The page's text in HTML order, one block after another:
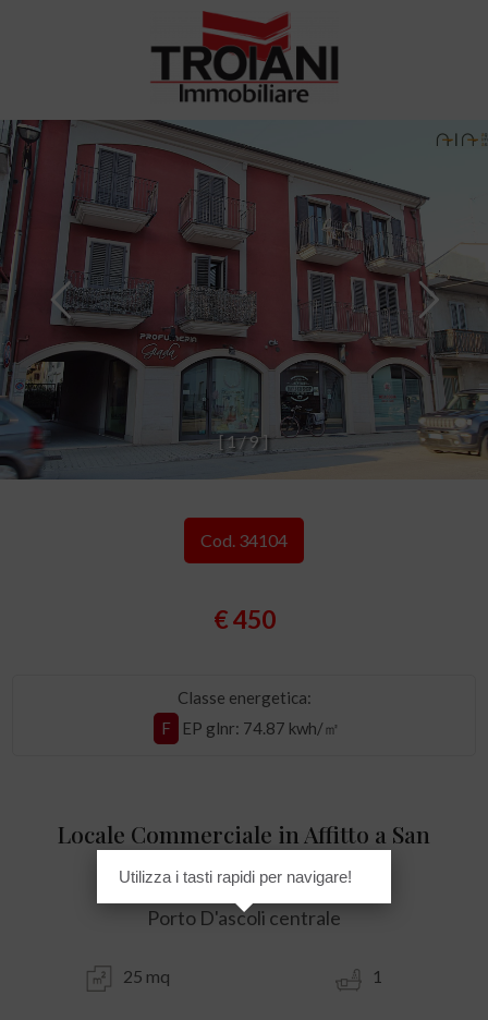
[1 /9 ]
Cod. 34104
€ 450
Classe energetica:
F
EP glnr: 74.87 kwh/㎡
Locale Commerciale in Affitto a San
Benedetto del Tronto
Porto D'ascoli centrale
25 mq 1
Utilizza i tasti rapidi per navigare!